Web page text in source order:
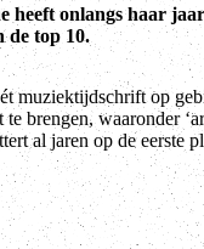
heeft onlangs haar
de top 10.
muziektijdschrift op
brengen, waaronder
al jaren op de eerste